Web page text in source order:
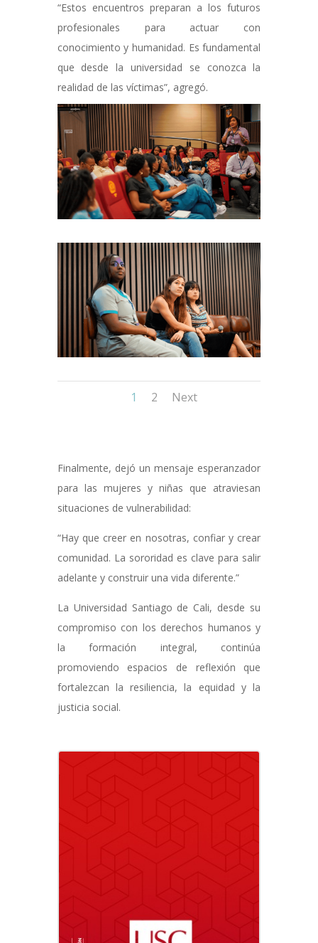
“Estos encuentros preparan a los futuros
profesionales para actuar con
conocimiento y humanidad. Es fundamental
que desde la universidad se conozca la
realidad de las víctimas”, agregó.
1 2 Next
Finalmente, dejó un mensaje esperanzador
para las mujeres y niñas que atraviesan
situaciones de vulnerabilidad:
“Hay que creer en nosotras, confiar y crear
comunidad. La sororidad es clave para salir
adelante y construir una vida diferente.”
La Universidad Santiago de Cali, desde su
compromiso con los derechos humanos y
la formación integral, continúa
promoviendo espacios de reflexión que
fortalezcan la resiliencia, la equidad y la
justicia social.